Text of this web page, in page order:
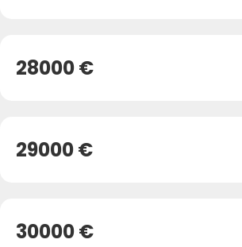
28000 €
29000 €
30000 €